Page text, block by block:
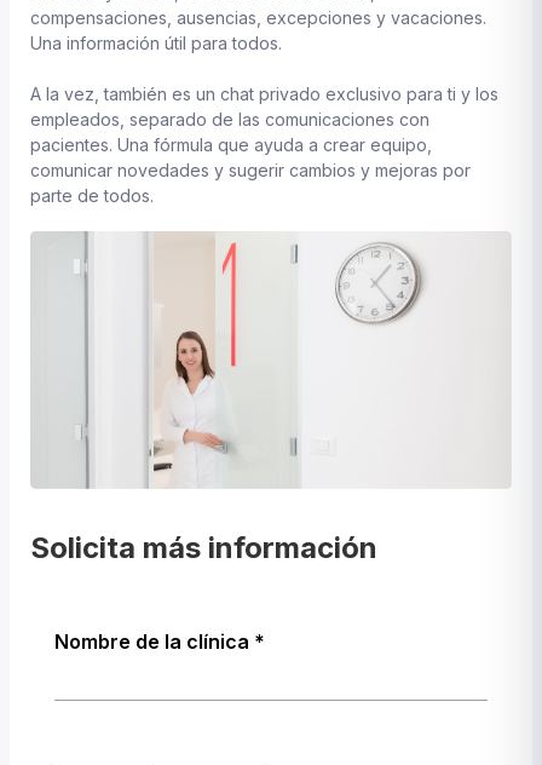
compensaciones, ausencias, excepciones y vacaciones.
Una información útil para todos.
A la vez, también es un chat privado exclusivo para ti y los
empleados, separado de las comunicaciones con
pacientes. Una fórmula que ayuda a crear equipo,
comunicar novedades y sugerir cambios y mejoras por
parte de todos.
Solicita más información
Nombre de la clínica